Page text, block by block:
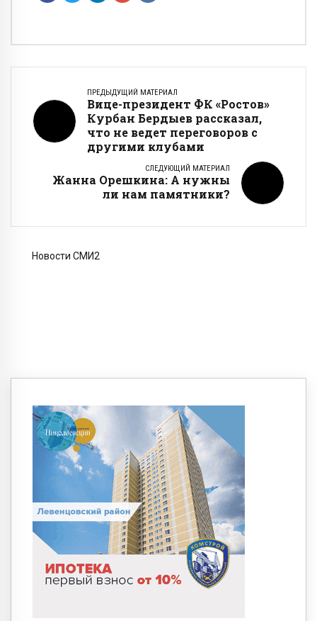
ПРЕДЫДУЩИЙ МАТЕРИАЛ
Вице-президент ФК «Ростов»
Курбан Бердыев рассказал,
что не ведет переговоров с
другими клубами
СЛЕДУЮЩИЙ МАТЕРИАЛ
Жанна Орешкина: А нужны
ли нам памятники?
Новости СМИ2